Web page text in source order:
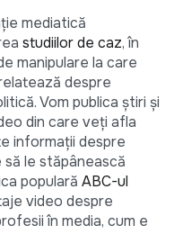
mediatică
studiilor de caz, în
manipulare la care
despre
Vom publica știri și
din care veți afla
informații despre
le stăpânească
populară ABC-ul
video despre
în media, cum e